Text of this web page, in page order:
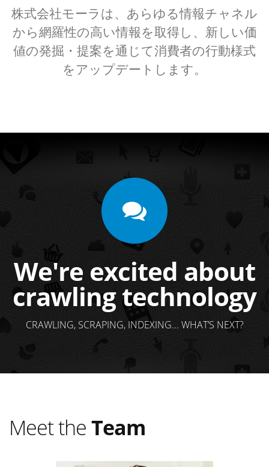
株式会社モーラは、あらゆる情報チャネル
から網羅性の高い情報を取得し、新しい価
値の発掘・提案を通じて消費者の行動様式
をアップデートします。
We're excited about
crawling technology
CRAWLING, SCRAPING, INDEXING... WHAT’S NEXT?
Meet theTeam